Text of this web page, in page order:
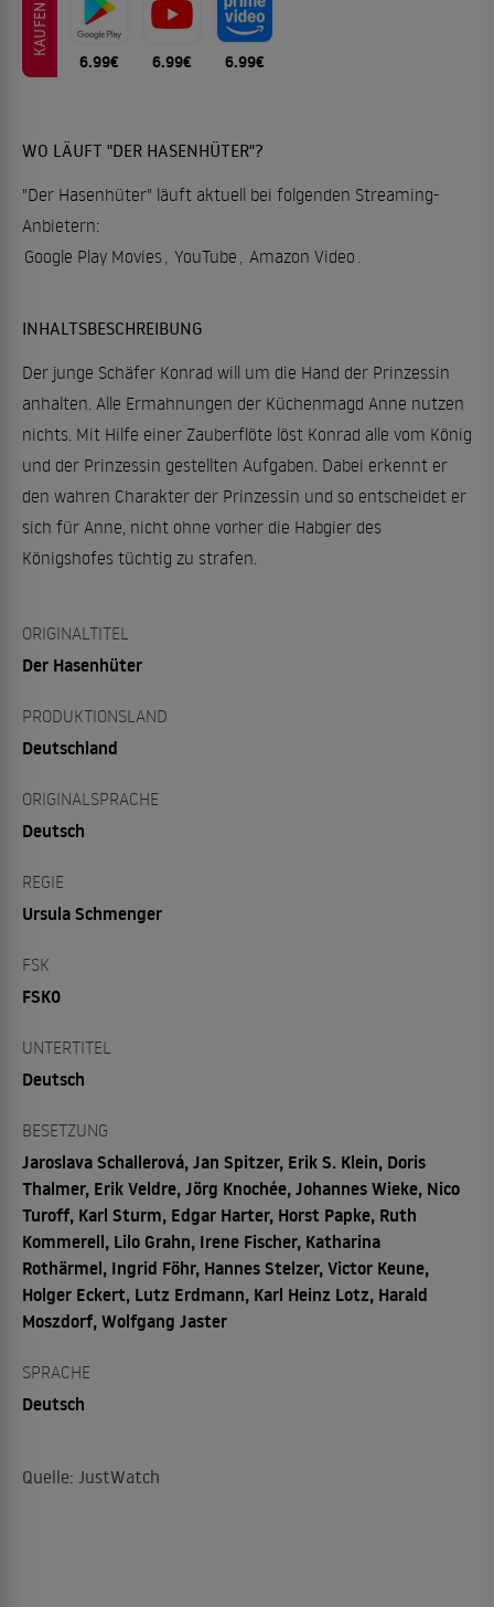
KAUFEN
6.99€ 6.99€ 6.99€
WO LÄUFT "DER HASENHÜTER"?
"Der Hasenhüter" läuft aktuell bei folgenden Streaming-
Anbietern:
Google Play Movies, YouTube , Amazon Video .
INHALTSBESCHREIBUNG
Der junge Schäfer Konrad will um die Hand der Prinzessin
anhalten. Alle Ermahnungen der Küchenmagd Anne nutzen
nichts. Mit Hilfe einer Zauberflöte löst Konrad alle vom König
und der Prinzessin gestellten Aufgaben. Dabei erkennt er
den wahren Charakter der Prinzessin und so entscheidet er
sich für Anne, nicht ohne vorher die Habgier des
Königshofes tüchtig zu strafen.
ORIGINALTITEL
Der Hasenhüter
PRODUKTIONSLAND
Deutschland
ORIGINALSPRACHE
Deutsch
REGIE
Ursula Schmenger
FSK
FSK0
UNTERTITEL
Deutsch
BESETZUNG
Jaroslava Schallerová, Jan Spitzer, Erik S. Klein, Doris
Thalmer, Erik Veldre, Jörg Knochée, Johannes Wieke, Nico
Turoff, Karl Sturm, Edgar Harter, Horst Papke, Ruth
Kommerell, Lilo Grahn, Irene Fischer, Katharina
Rothärmel, Ingrid Föhr, Hannes Stelzer, Victor Keune,
Holger Eckert, Lutz Erdmann, Karl Heinz Lotz, Harald
Moszdorf, Wolfgang Jaster
SPRACHE
Deutsch
Quelle: JustWatch